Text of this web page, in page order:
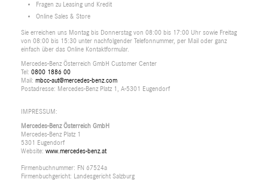
Fragen zu Leasing und Kredit
Online Sales & Store
Sie erreichen uns Montag bis Donnerstag von 08:00 bis 17:00 Uhr sowie Freitag
von 08:00 bis 15:30 unter nachfolgender Telefonnummer, per Mail oder ganz
einfach über das Online Kontaktformular.
Mercedes-Benz Österreich GmbH Customer Center
Tel: 0800 1886 00
Mail: mbcc-aut@mercedes-benz.com
Postadresse: Mercedes-Benz Platz 1, A-5301 Eugendorf
IMPRESSUM:
Mercedes-Benz Österreich GmbH
Mercedes-Benz Platz 1
5301 Eugendorf
Website: www.mercedes-benz.at
Firmenbuchnummer: FN 67524a
Firmenbuchgericht: Landesgericht Salzburg